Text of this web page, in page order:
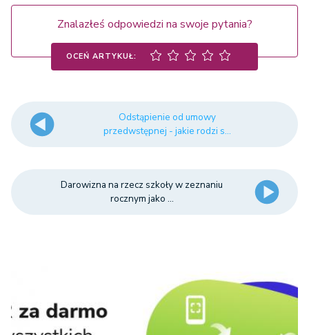
Znalazłeś odpowiedzi na swoje pytania?
OCEŃ ARTYKUŁ:
Odstąpienie od umowy
przedwstępnej - jakie rodzi s...
Darowizna na rzecz szkoły w zeznaniu
rocznym jako ...